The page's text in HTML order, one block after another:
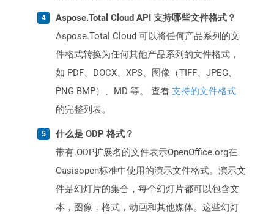
Aspose.Total Cloud API 支持哪些文件格式？
Aspose.Total Cloud 可以将任何产品系列的文
件格式转换为任何其他产品系列的文件格式，
如 PDF、DOCX、XPS、图像（TIFF、JPEG、
PNG BMP）、MD 等。 查看 支持的文件格式
的完整列表。
什么是 ODP 格式？
带有.ODP扩展名的文件表示OpenOffice.org在
Oasisopen标准中使用的演示文件格式。演示文
件是幻灯片的集合，每个幻灯片都可以包含文
本，图像，格式，动画和其他媒体。这些幻灯